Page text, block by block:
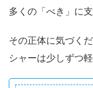
多くの「べき」に
その正体に気づく
シャーは少しずつ